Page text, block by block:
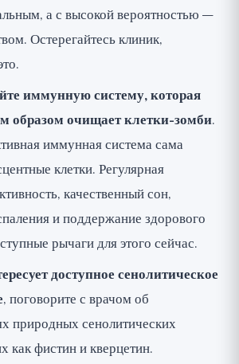
а с высокой вероятностью —
Остерегайтесь клиник,
иммунную систему, которая
образом очищает клетки-зомби.
иммунная система сама
клетки. Регулярная
качественный сон,
и поддержание здорового
рычаги для этого сейчас.
доступное сенолитическое
, поговорите с врачом об
природных сенолитических
как фистин и кверцетин.